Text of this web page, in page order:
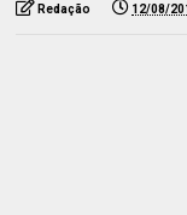
Redação 12/08/